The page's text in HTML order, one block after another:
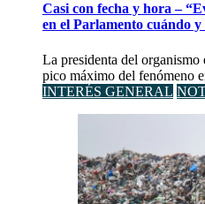
Casi con fecha y hora –
en el Parlamento cuándo
La presidenta del
pico máximo del fenómeno
INTERÉS GENERAL